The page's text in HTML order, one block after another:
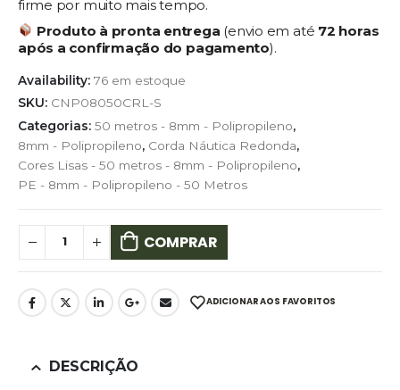
firme por muito mais tempo.
Produto à pronta entrega (envio em até 72 horas
após a confirmação do pagamento).
Availability: 76 em estoque
SKU: CNP08050CRL-S
Categorias: 50 metros - 8mm - Polipropileno,
8mm - Polipropileno, Corda Náutica Redonda,
Cores Lisas - 50 metros - 8mm - Polipropileno,
PE - 8mm - Polipropileno - 50 Metros
COMPRAR
ADICIONAR AOS FAVORITOS
DESCRIÇÃO